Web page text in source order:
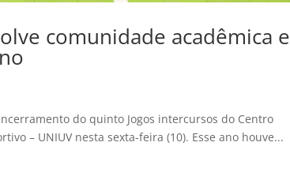
comunidade acadêmica e
do quinto Jogos intercursos do Centro
– UNIUV nesta sexta-feira (10). Esse ano houve...